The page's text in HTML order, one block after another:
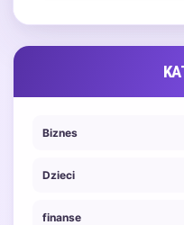
Biznes
Dzieci
finanse